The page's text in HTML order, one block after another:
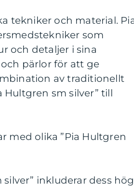
tekniker och material.
som
och detaljer i sina
pärlor för att ge
av traditionellt
sm silver” till
med olika ”Pia Hultgren
inkluderar dess